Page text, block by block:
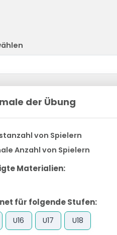
der Übung
von Spielern
Anzahl von Spielern
Materialien:
für folgende Stufen:
U16 U17 U18